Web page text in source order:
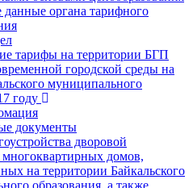
данные органа тарифного
тарифы на территории БГП
городской среды на
муниципального
году
документы
дворовой
многоквартирных домов,
на территории Байкальского